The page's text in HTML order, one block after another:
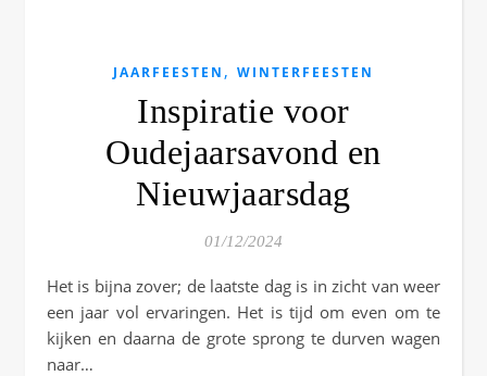
JAARFEESTEN , WINTERFEESTEN
Inspiratie voor
Oudejaarsavond en
Nieuwjaarsdag
01/12/2024
Het is bijna zover; de laatste dag is in zicht van weer
een jaar vol ervaringen. Het is tijd om even om te
kijken en daarna de grote sprong te durven wagen
naar…